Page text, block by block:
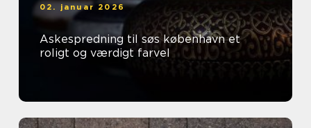
02. januar 2026
Askespredning til søs københavn et
roligt og værdigt farvel